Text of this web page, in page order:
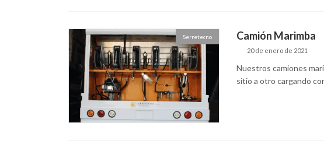
Serretecno Camión Marimba
20 de enero de 2021
Nuestros camiones
sitio a otro cargando